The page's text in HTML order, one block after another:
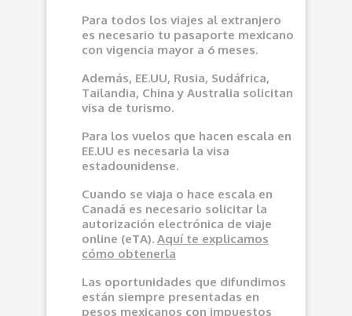
Para todos los viajes al extranjero
es necesario tu pasaporte mexicano
con vigencia mayor a 6 meses.
Además, EE.UU, Rusia, Sudáfrica,
Tailandia, China y Australia solicitan
visa de turismo.
Para los vuelos que hacen escala en
EE.UU es necesaria la visa
estadounidense.
Cuando se viaja o hace escala en
Canadá es necesario solicitar la
autorización electrónica de viaje
online (eTA). Aquí te explicamos
cómo obtenerla
Las oportunidades que difundimos
están siempre presentadas en
pesos mexicanos con impuestos